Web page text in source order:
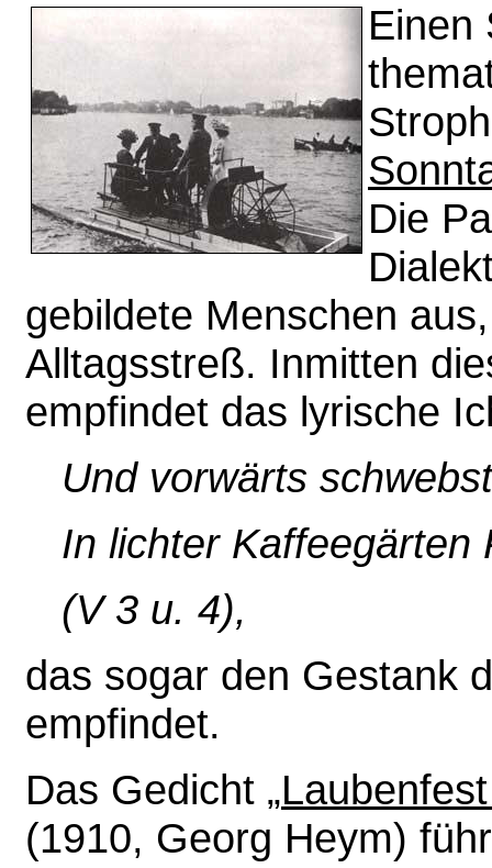
Einen
Die
gebildete Menschen
Alltagsstreß. Inmitten
empfindet das lyrische
Und vorwärts
In lichter Kaffeegärten
(V 3 u. 4),
das sogar den Gestank
empfindet.
Das Gedicht „
(1910, Georg Heym)